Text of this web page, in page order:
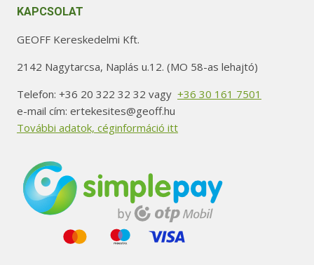
KAPCSOLAT
GEOFF Kereskedelmi Kft.
2142 Nagytarcsa, Naplás u.12. (MO 58-as lehajtó)
Telefon: +36 20 322 32 32 vagy +36 30 161 7501
e-mail cím: ertekesites@geoff.hu
További adatok, céginformáció itt